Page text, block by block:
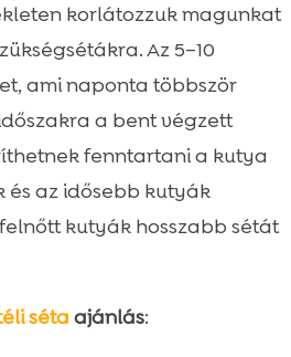
korlátozzuk magunkat
Az 5–10
ami naponta többször
a bent végzett
fenntartani a kutya
és az idősebb kutyák
kutyák hosszabb sétát
séta ajánlás: